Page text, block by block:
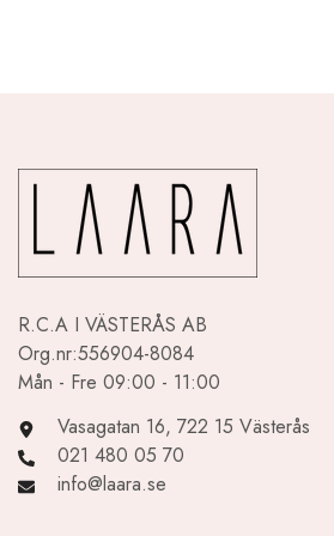
R.C.A I VÄSTERÅS AB
Org.nr:556904-8084
Mån - Fre 09:00 - 11:00
Vasagatan 16, 722 15 Västerås
021 480 05 70
info@laara.se